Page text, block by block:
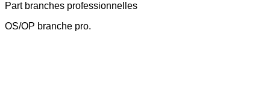
Part branches professionnelles
OS/OP branche pro.